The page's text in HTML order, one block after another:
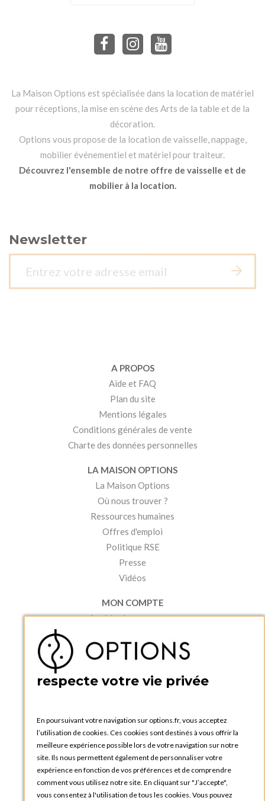
La Maison Options est spécialisée dans la location de matériel
pour réceptions, la mise en scène des Arts de la table et de la
décoration.
Options vous propose de la location de vaisselle, nappage,
mobilier événementiel et matériel pour traiteur.
Découvrez l'ensemble de notre offre de vaisselle et de
mobilier à la location.
Newsletter
A PROPOS
Aide et FAQ
Plan du site
Mentions légales
Conditions générales de vente
Charte des données personnelles
LA MAISON OPTIONS
La Maison Options
Où nous trouver ?
Ressources humaines
Offres d'emploi
Politique RSE
Presse
Vidéos
MON COMPTE
Accéder à mon compte
Créer un compte
PRATIQUE
Catalogues et bons de commande
Tutoriels
OPTIONS LUXEMBOURG
respecte votre vie privée
En poursuivant votre navigation sur options.fr, vous acceptez
l’utilisation de cookies. Ces cookies sont destinés à vous offrir la
meilleure expérience possible lors de votre navigation sur notre
site. Ils nous permettent également de personnaliser votre
expérience en fonction de vos préférences et de comprendre
comment vous utilisez notre site. En cliquant sur "J’accepte",
vous consentez à l'utilisation de tous les cookies. Vous pouvez